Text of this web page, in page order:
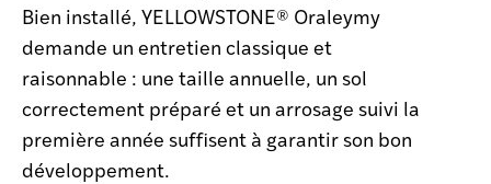
Bien installé, YELLOWSTONE® Oraleymy
demande un entretien classique et
raisonnable : une taille annuelle, un sol
correctement préparé et un arrosage suivi la
première année suffisent à garantir son bon
développement.